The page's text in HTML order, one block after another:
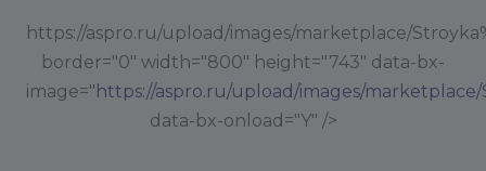
https://aspro.ru/upload/images/marketplace/
border="0" width="800" height="743" data-bx-
image=" https://aspro.ru/upload/images/
data-bx-onload="Y" />